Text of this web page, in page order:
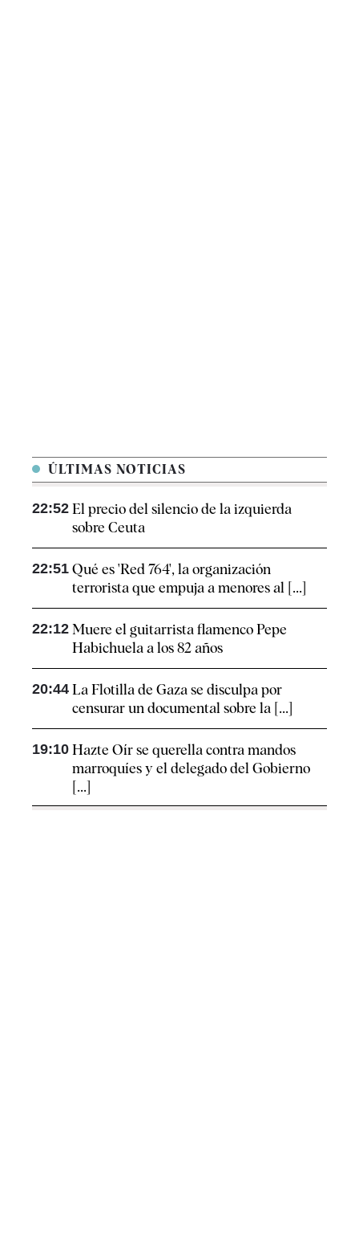
ÚLTIMAS NOTICIAS
22:52 El precio del silencio de la izquierda
sobre Ceuta
22:51 Qué es 'Red 764', la organización
terrorista que empuja a menores al [...]
22:12 Muere el guitarrista flamenco Pepe
Habichuela a los 82 años
20:44 La Flotilla de Gaza se disculpa por
censurar un documental sobre la [...]
19:10 Hazte Oír se querella contra mandos
marroquíes y el delegado del Gobierno
[...]